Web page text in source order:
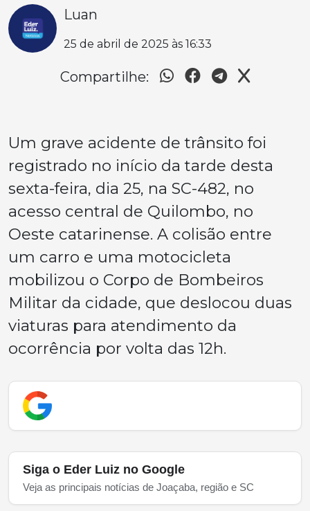
Luan
25 de abril de 2025 às 16:33
Compartilhe:
Um grave acidente de trânsito foi
registrado no início da tarde desta
sexta-feira, dia 25, na SC-482, no
acesso central de Quilombo, no
Oeste catarinense. A colisão entre
um carro e uma motocicleta
mobilizou o Corpo de Bombeiros
Militar da cidade, que deslocou duas
viaturas para atendimento da
ocorrência por volta das 12h.
Siga o Eder Luiz no Google
Veja as principais notícias de Joaçaba, região e SC